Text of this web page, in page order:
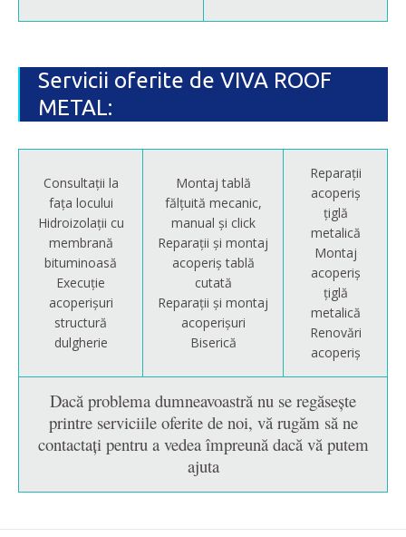
Servicii oferite de VIVA ROOF
METAL:
Consultații la
fața locului
Hidroizolații cu
membrană
bituminoasă
Execuție
acoperișuri
structură
dulgherie
Montaj tablă
fălțuită mecanic,
manual și click
Reparații și montaj
acoperiș tablă
cutată
Reparații și montaj
acoperișuri
Biserică
Reparații
acoperiș
țiglă
metalică
Montaj
acoperiș
țiglă
metalică
Renovări
acoperiș
Dacă problema dumneavoastră nu se regăsește
printre serviciile oferite de noi, vă rugăm să ne
contactați pentru a vedea împreună dacă vă putem
ajuta